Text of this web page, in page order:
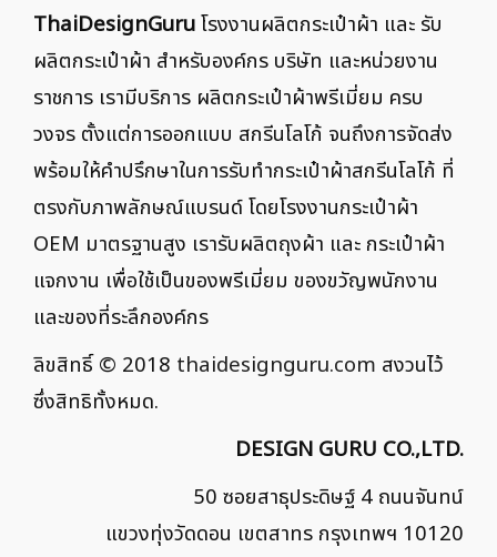
ThaiDesignGuruโรงงานผลิตกระเป๋าผ้า และ รับ
ผลิตกระเป๋าผ้า สำหรับองค์กร บริษัท และหน่วยงาน
ราชการ เรามีบริการ ผลิตกระเป๋าผ้าพรีเมี่ยม ครบ
วงจร ตั้งแต่การออกแบบ สกรีนโลโก้ จนถึงการจัดส่ง
พร้อมให้คำปรึกษาในการรับทำกระเป๋าผ้าสกรีนโลโก้ ที่
ตรงกับภาพลักษณ์แบรนด์ โดยโรงงานกระเป๋าผ้า
OEM มาตรฐานสูง เรารับผลิตถุงผ้า และ กระเป๋าผ้า
แจกงาน เพื่อใช้เป็นของพรีเมี่ยม ของขวัญพนักงาน
และของที่ระลึกองค์กร
ลิขสิทธิ์ © 2018 thaidesignguru.com สงวนไว้
ซึ่งสิทธิทั้งหมด.
DESIGN GURU CO.,LTD.
50 ซอยสาธุประดิษฐ์ 4 ถนนจันทน์
แขวงทุ่งวัดดอน เขตสาทร กรุงเทพฯ 10120